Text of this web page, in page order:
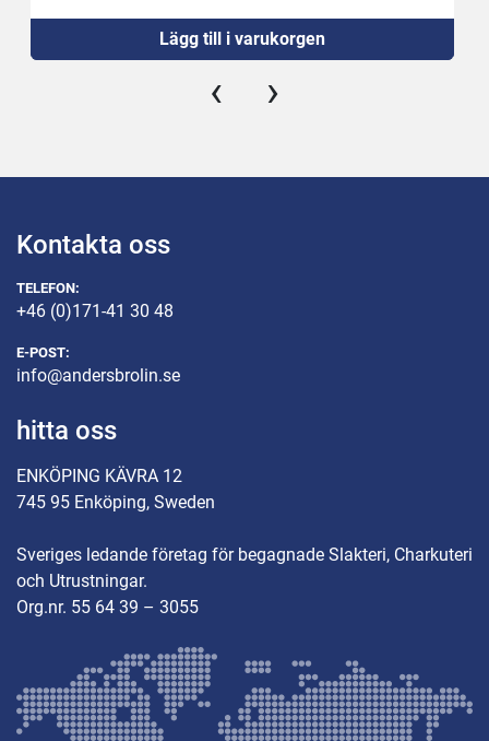
Ny strömställare
Ny 16A kontakt Lägg till i varukorgen
‹ ›
Kontakta oss
TELEFON:
+46 (0)171-41 30 48
E-POST:
info@andersbrolin.se
hitta oss
ENKÖPING KÄVRA 12
745 95 Enköping, Sweden
Sveriges ledande företag för begagnade Slakteri, Charkuteri
och Utrustningar.
Org.nr. 55 64 39 – 3055